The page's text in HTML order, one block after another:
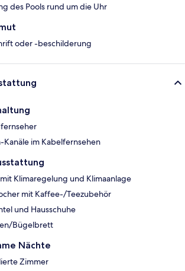
des Pools rund um die Uhr
oder -beschilderung
Kanäle im Kabelfernsehen
Klimaregelung und Klimaanlage
mit Kaffee-/Teezubehör
und Hausschuhe
Bügelbrett
Nächte
Zimmer